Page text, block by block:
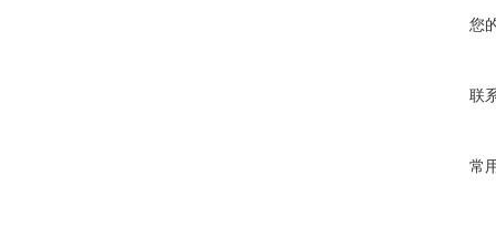
您
联
常